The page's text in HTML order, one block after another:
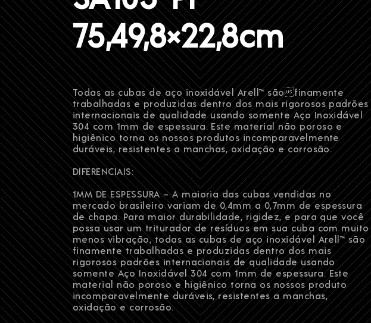
Contato
75,49,8×22,8cm
Todas as cubas de aço inoxidável Arell™ sãofinamente
trabalhadas e produzidas dentro dos mais rigorosos padrões
internacionais de qualidade usando somente Aço Inoxidável
304 com 1mm de espessura. Este material não poroso e
higiênico torna os nossos produtos incomparavelmente
duráveis, resistentes a manchas, oxidação e corrosão.
DIFERENCIAIS:
1MM DE ESPESSURA – A maioria das cubas vendidas no
mercado brasileiro variam de 0,4mm a 0,7mm de espessura
de chapa. Para maior durabilidade, rigidez, e para que você
possa usar um triturador de resíduos em sua cuba com muito
menos vibração, todas as cubas de aço inoxidável Arell™ são
finamente trabalhadas e produzidas dentro dos mais
rigorosos padrões internacionais de qualidade usando
somente Aço Inoxidável 304 com 1mm de espessura. Este
material não poroso e higiênico torna os nossos produto
incomparavelmente duráveis, resistentes a manchas,
oxidação e corrosão.